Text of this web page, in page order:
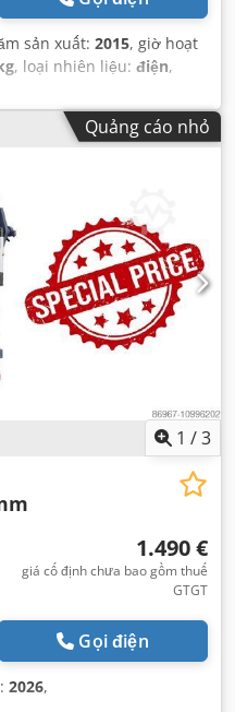
sản xuất: 2015, giờ hoạt
, loại nhiên liệu: điện,
cộng:3.470 kg, trọng
xám, số km đã đi:
bị: máy tính trên xe
Quảng cáo nhỏ
1 /3
1.490 €
giá cố định chưa bao gồm thuế
GTGT
Gọi điện
2026,